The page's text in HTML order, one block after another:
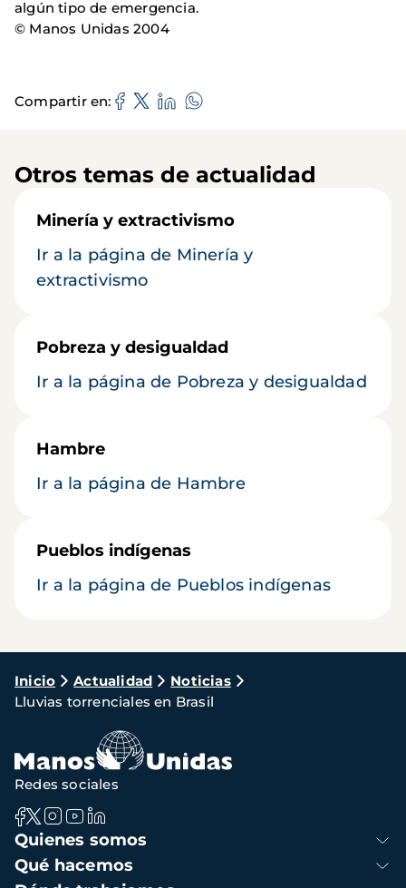
algún tipo de emergencia.
© Manos Unidas 2004
Compartir en
Otros temas de actualidad
Minería y extractivismo
Ir a la página de Minería y
extractivismo
Pobreza y desigualdad
Ir a la página de Pobreza y desigualdad
Hambre
Ir a la página de Hambre
Pueblos indígenas
Ir a la página de Pueblos indígenas
Ruta
de
navegación
Inicio Actualidad
Noticias
Lluvias torrenciales en Brasil
Navegación
principal
Quienes somos
Qué hacemos
Redes sociales